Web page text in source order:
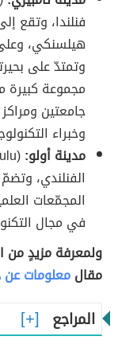
فنلندا، وتقع
هيلسنكي،
وتمتدّ على
مجموعة كبيرة
جامعتين
وخبراء
مدينة أولو:
الفنلندي،
المجمّعات
في مجال
ولمعرفة مزيدٍ من
مقالمعلومات عن
المراجع